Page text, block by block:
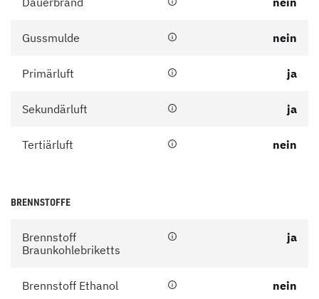
Gussmulde nein
Primärluft ja
Sekundärluft ja
Tertiärluft nein
BRENNSTOFFE
Brennstoff
Braunkohlebriketts
ja
Brennstoff Ethanol nein